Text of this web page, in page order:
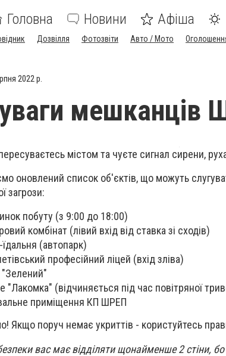
Головна Новини Афіша
Дозвілля Фотозвіти Авто / Мото
2022 р.
мешканців
містом та чуєте сигнал сирени,
оновлений список об'єктів, що можуть
загрози:
побуту (з 9:00 до 18:00)
комбінат (лівий вхід від ставка зі сходів)
(автопарк)
професійний ліцей (вхід зліва)
"Лакомка" (відчиняється під час повітряної
приміщення КП ШРЕП
Якщо поруч немає укриттів - користуйтесь
вас має відділяти щонайменше 2 стіни,